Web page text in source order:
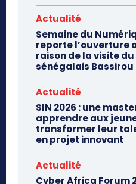
Actualité
Semaine du
reporte l’ouverture
raison de la visite
sénégalais Bassirou
Actualité
SIN 2026 : une
apprendre aux
transformer leur
en projet innovant
Actualité
Cyber Africa Forum